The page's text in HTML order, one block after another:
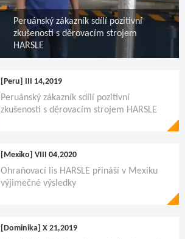
Peruánský zákazník sdílí pozitivní
zkušenosti s děrovacím strojem
HARSLE
[Peru] III 14,2019
Peruánský zákazník sdílí pozitivní
zkušenosti s děrovacím strojem HARSLE
[Mexiko] VIII 04,2020
Ohraňovací lis HARSLE přináší v Mexiku
výjimečné výsledky
[Dominika] X 21,2019